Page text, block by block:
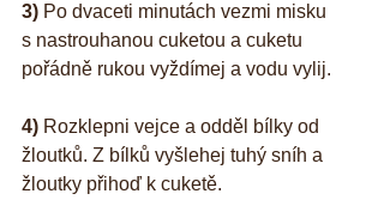
3) Po dvaceti minutách vezmi misku
s nastrouhanou cuketou a cuketu
pořádně rukou vyždímej a vodu vylij.
4) Rozklepni vejce a odděl bílky od
žloutků. Z bílků vyšlehej tuhý sníh a
žloutky přihoď k cuketě.